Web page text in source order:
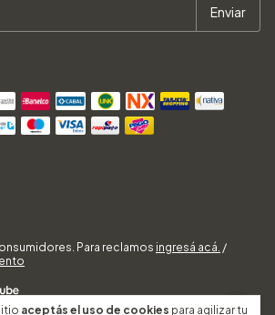
aceptás el uso de cookies para agilizar tu
Para reclamos ingresá acá. /
- 2026. Todos los derechos reservados.